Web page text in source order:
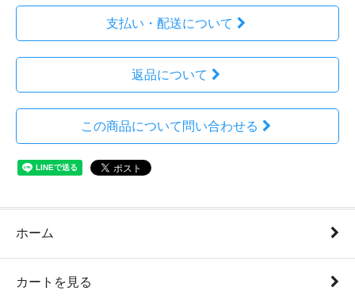
支払い・配送について
返品について
この商品について問い合わせる
ホーム
カートを見る